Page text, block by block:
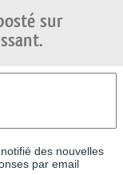
sur
des nouvelles
par email